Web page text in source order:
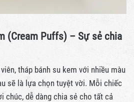
(Cream Puffs) – Sự sẻ chia
tháp bánh su kem với nhiều màu
sẽ là lựa chọn tuyệt vời. Mỗi chiếc
chúc, dễ dàng chia sẻ cho tất cả